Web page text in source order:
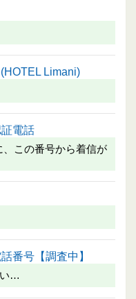
Limani)
電話
この番号から着信が
番号【調査中】
い…